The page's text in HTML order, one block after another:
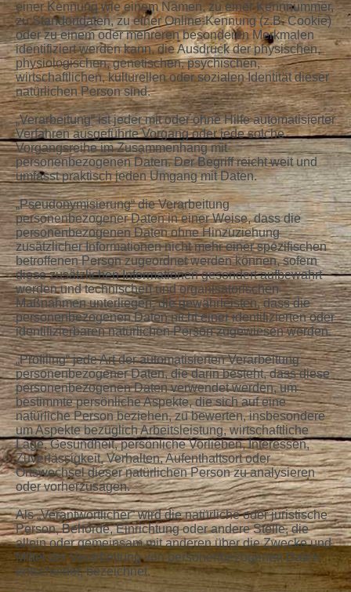
einer Kennung wie einem Namen, zu einer Kennnummer,
zu Standortdaten, zu einer Online-Kennung (z.B. Cookie)
oder zu einem oder mehreren besonderen Merkmalen
identifiziert werden kann, die Ausdruck der physischen,
physiologischen, genetischen, psychischen,
wirtschaftlichen, kulturellen oder sozialen Identität dieser
natürlichen Person sind.
„Verarbeitung“ ist jeder mit oder ohne Hilfe automatisierter
Verfahren ausgeführte Vorgang oder jede solche
Vorgangsreihe im Zusammenhang mit
personenbezogenen Daten. Der Begriff reicht weit und
umfasst praktisch jeden Umgang mit Daten.
„Pseudonymisierung“ die Verarbeitung
personenbezogener Daten in einer Weise, dass die
personenbezogenen Daten ohne Hinzuziehung
zusätzlicher Informationen nicht mehr einer spezifischen
betroffenen Person zugeordnet werden können, sofern
diese zusätzlichen Informationen gesondert aufbewahrt
werden und technischen und organisatorischen
Maßnahmen unterliegen, die gewährleisten, dass die
personenbezogenen Daten nicht einer identifizierten oder
identifizierbaren natürlichen Person zugewiesen werden.
„Profiling“ jede Art der automatisierten Verarbeitung
personenbezogener Daten, die darin besteht, dass diese
personenbezogenen Daten verwendet werden, um
bestimmte persönliche Aspekte, die sich auf eine
natürliche Person beziehen, zu bewerten, insbesondere
um Aspekte bezüglich Arbeitsleistung, wirtschaftliche
Lage, Gesundheit, persönliche Vorlieben, Interessen,
Zuverlässigkeit, Verhalten, Aufenthaltsort oder
Ortswechsel dieser natürlichen Person zu analysieren
oder vorherzusagen.
Als „Verantwortlicher“ wird die natürliche oder juristische
Person, Behörde, Einrichtung oder andere Stelle, die
allein oder gemeinsam mit anderen über die Zwecke und
Mittel der Verarbeitung von personenbezogenen Daten
entscheidet, bezeichnet.